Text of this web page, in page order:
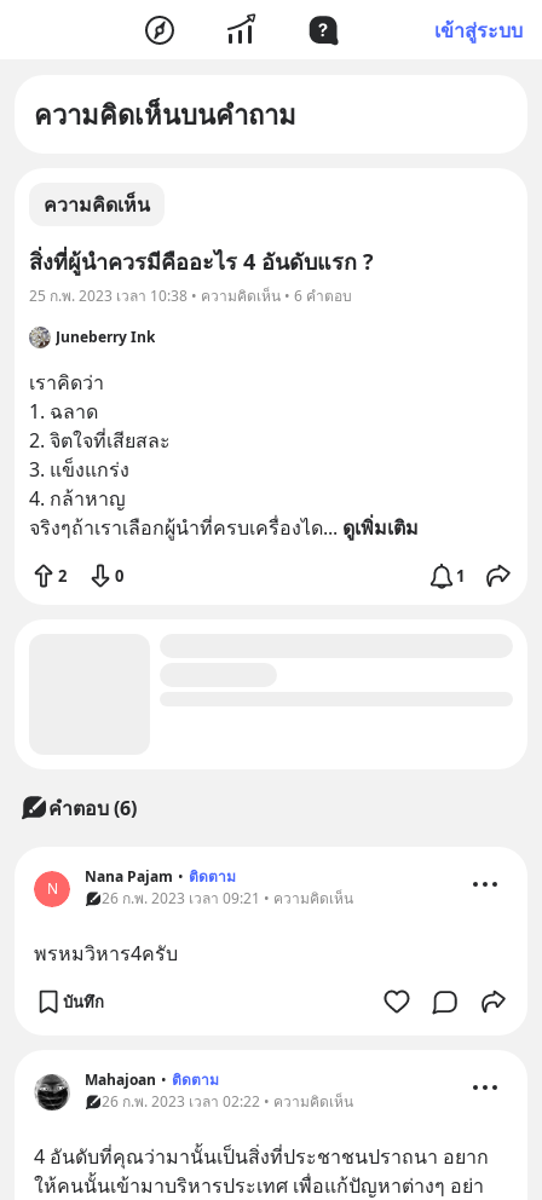
เข้าสู่ระบบ
ความคิดเห็นบนคำถาม
ความคิดเห็น
สิ่งที่ผู้นำควรมีคืออะไร 4 อันดับแรก ?
25 ก.พ. 2023 เวลา 10:38 • ความคิดเห็น • 6 คำตอบ
Juneberry Ink
เราคิดว่า
1. ฉลาด
2. จิตใจที่เสียสละ
3. แข็งแกร่ง
4. กล้าหาญ
จริงๆถ้าเราเลือกผู้นำที่ครบเครื่องได... ดูเพิ่มเติม
2 0 1
คำตอบ (6)
N
Nana​ Pajam • ติดตาม
26 ก.พ. 2023 เวลา 09:21 • ความคิดเห็น
พรหมวิหาร4ครับ
บันทึก
Mahajoan • ติดตาม
26 ก.พ. 2023 เวลา 02:22 • ความคิดเห็น
4 อันดับที่คุณว่ามานั้นเป็นสิ่งที่ประชาชนปราถนา อยาก
ให้คนนั้นเข้ามาบริหารประเทศ เพื่อแก้ปัญหาต่างๆ อย่า